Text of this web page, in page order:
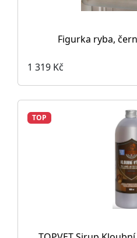
Figurka ryba,
1 319 Kč
TOP